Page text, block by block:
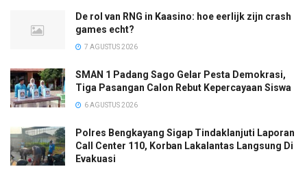
De rol van RNG in Kaasino: hoe eerlijk zijn crash
games echt?
7 AGUSTUS 2026
SMAN 1 Padang Sago Gelar Pesta Demokrasi,
Tiga Pasangan Calon Rebut Kepercayaan Siswa
6 AGUSTUS 2026
Polres Bengkayang Sigap Tindaklanjuti Laporan
Call Center 110, Korban Lakalantas Langsung Di
Evakuasi